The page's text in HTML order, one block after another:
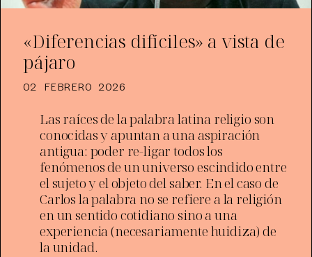
«Diferencias difíciles» a vista de
pájaro
02 FEBRERO 2026
Las raíces de la palabra latina religio son
conocidas y apuntan a una aspiración
antigua: poder re-ligar todos los
fenómenos de un universo escindido entre
el sujeto y el objeto del saber. En el caso de
Carlos la palabra no se refiere a la religión
en un sentido cotidiano sino a una
experiencia (necesariamente huidiza) de
la unidad.